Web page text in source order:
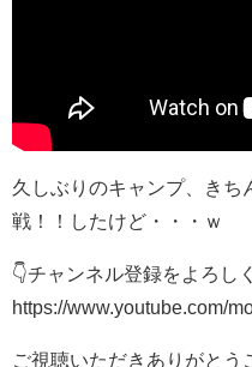
久しぶりのキャンプ、きち
戦！！したけど・・・ｗ
👇チャンネル登録をよろし
https://www.youtube.com/
ご視聴いただきありがとう